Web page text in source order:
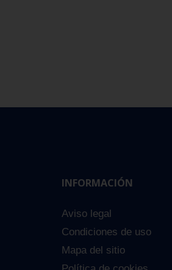
INFORMACIÓN
Aviso legal
Condiciones de uso
Mapa del sitio